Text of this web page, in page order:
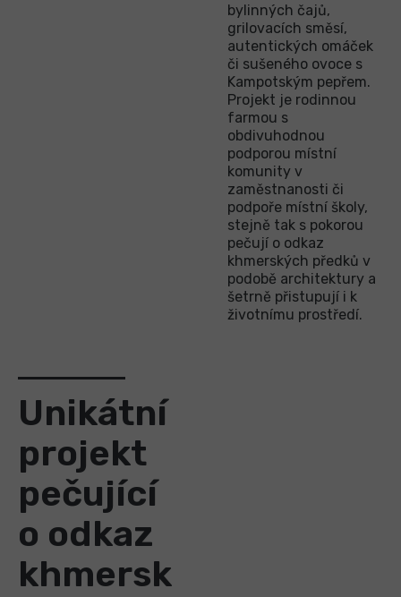
bylinných čajů,
grilovacích směsí,
autentických omáček
či sušeného ovoce s
Kampotským pepřem.
Projekt je rodinnou
farmou s
obdivuhodnou
podporou místní
komunity v
zaměstnanosti či
podpoře místní školy,
stejně tak s pokorou
pečují o odkaz
khmerských předků v
podobě architektury a
šetrně přistupují i k
životnímu prostředí.
Unikátní
projekt
pečující
o odkaz
khmersk